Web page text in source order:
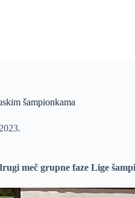
šampionkama
meč grupne faze Lige